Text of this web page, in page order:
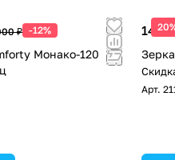
₽ -12%
Монако-120
14
Арт.